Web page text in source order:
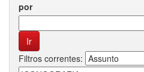
por
Filtros correntes: